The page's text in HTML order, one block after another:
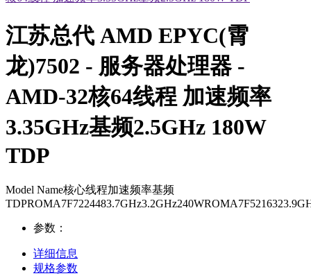
江苏总代 AMD EPYC(霄
龙)7502 - 服务器处理器 -
AMD-32核64线程 加速频率
3.35GHz基频2.5GHz 180W
TDP
Model Name核心线程加速频率基频
参数：
详细信息
规格参数